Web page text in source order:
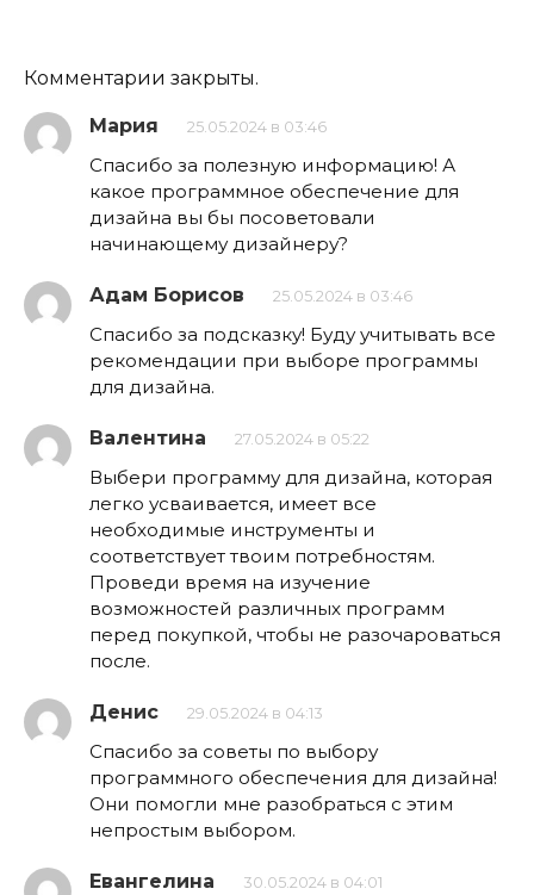
Комментарии закрыты.
Мария 25.05.2024 в 03:46
Спасибо за полезную информацию! А
какое программное обеспечение для
дизайна вы бы посоветовали
начинающему дизайнеру?
Адам Борисов 25.05.2024 в 03:46
Спасибо за подсказку! Буду учитывать все
рекомендации при выборе программы
для дизайна.
Валентина 27.05.2024 в 05:22
Выбери программу для дизайна, которая
легко усваивается, имеет все
необходимые инструменты и
соответствует твоим потребностям.
Проведи время на изучение
возможностей различных программ
перед покупкой, чтобы не разочароваться
после.
Денис 29.05.2024 в 04:13
Спасибо за советы по выбору
программного обеспечения для дизайна!
Они помогли мне разобраться с этим
непростым выбором.
Евангелина 30.05.2024 в 04:01